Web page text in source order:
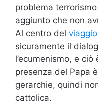
problema terrorismo
aggiunto che non
Al centro del
sicuramente il
l’ecumenismo, e
presenza del Papa
gerarchie, quindi
cattolica.